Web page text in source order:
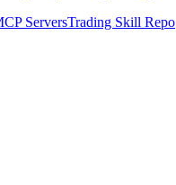
ServersTrading Skill Repo